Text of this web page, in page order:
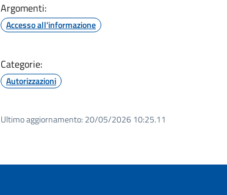
Argomenti:
Accesso all'informazione
Categorie:
Autorizzazioni
Ultimo aggiornamento: 20/05/2026 10:25.11